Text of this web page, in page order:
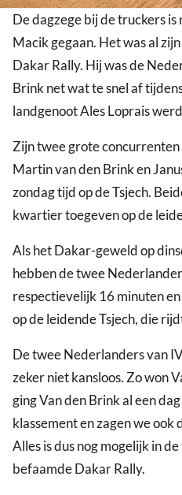
De dagzege bij de truckers
Macik gegaan. Het was al
Dakar Rally. Hij was de
Brink net wat te snel af
landgenoot Ales Loprais
Zijn twee grote
Martin van den Brink en
zondag tijd op de Tsjech.
kwartier toegeven op de
Als het Dakar-geweld op
hebben de twee
respectievelijk 16 minuten
op de leidende Tsjech, die
De twee Nederlanders van
zeker niet kansloos. Zo won
ging Van den Brink al een
klassement en zagen we ook
Alles is dus nog mogelijk in
befaamde Dakar Rally.